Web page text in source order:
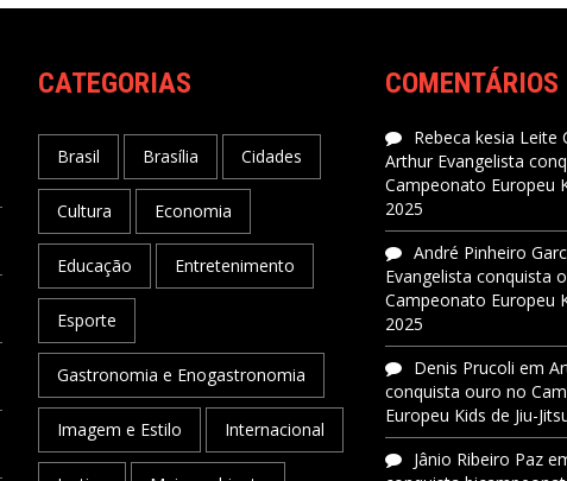
CATEGORIAS
Brasil Brasília Cidades
Cultura Economia
Educação Entretenimento
Esporte
Gastronomia e Enogastronomia
Imagem e Estilo Internacional
COMENTÁRIOS
Rebeca kesia Leite
Arthur Evangelista
Campeonato Europeu
2025
André Pinheiro
Evangelista conquista
Campeonato Europeu
2025
Denis Prucoli em
conquista ouro no
Europeu Kids de Jiu-
Jânio Ribeiro Paz